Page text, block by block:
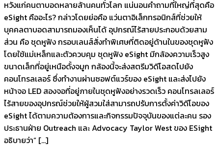
หวังแก่คนตาบอดหลายล้านคนทั่วโลก แน่นอนคำถามที่ใหญ่ที่สุดคือ
eSight คืออะไร? กล่าวโดยย่อคือ แว่นตาอิเล็กทรอนิกส์ที่ช่วยให้
บุคคลตาบอดสามารถมองเห็นได้ อุปกรณ์ไร้สายประกอบด้วยสาม
ส่วน คือ ชุดหูฟัง กรอบเลนส์สั่งทำพิเศษที่ติดอยู่ด้านในของชุดหูฟัง
โดยใช้แม่เหล็กและตัวควบคุม ชุดหูฟัง eSight มีกล้องความเร็วสูง
ขนาดเล็กที่อยู่เหนือดั้งจมูก กล้องนี้จะส่งสตรีมวิดีโอสดไปยัง
คอนโทรลเลอร์ ซึ่งทำงานผ่านซอฟต์แวร์ของ eSight และส่งไปยัง
หน้าจอ LED สองจอที่อยู่ภายในชุดหูฟังอย่างรวดเร็ว คอนโทรลเลอร์
ไร้สายของอุปกรณ์ช่วยให้ผู้สวมใส่สามารถปรับการตั้งค่าวิดีโอของ
eSight ได้ตามความต้องการและกิจกรรมปัจจุบันของแต่ละคน รอง
ประธานฝ่าย Outreach และ Advocacy Taylor West ของ ESight
อธิบายว่า“ […]